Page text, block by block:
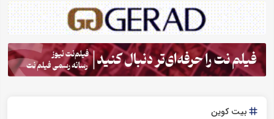
بیت کوین